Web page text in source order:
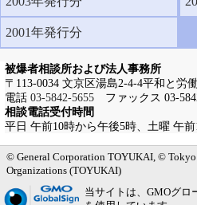
被爆者相談所および法人事務所
〒113-0034 文京区湯島2-4-4平和と労
電話 03-5842-5655ファックス 03-
相談電話受付時間
平日 午前10時から午後5時、土曜 午
2001年発行分
メインメニューへ
サブメニューへ
現在地ナビ（パンくずリスト）へ
本文の冒頭へ
ページの先頭へ
© General Corporation TOYUKAI, © Tokyo
Organizations (TOYUKAI)
当サイトは、GMOグロ